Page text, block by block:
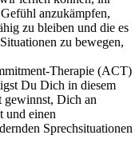
anzukämpfen,
zu bleiben und die es
zu bewegen,
Therapie (ACT)
Du Dich in diesem
Dich an
und einen
Sprechsituationen